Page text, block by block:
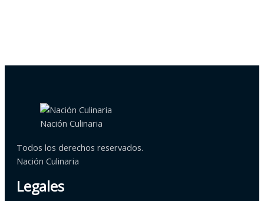
Nación Culinaria
Todos los derechos reservados.
Nación Culinaria
Legales